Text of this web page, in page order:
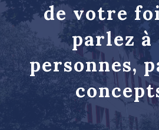
de votre
parlez à
personnes,